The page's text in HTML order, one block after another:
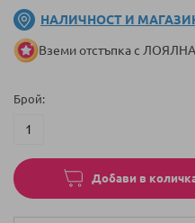
НАЛИЧНОСТ И
Вземи отстъпка с
Брой
Добави в